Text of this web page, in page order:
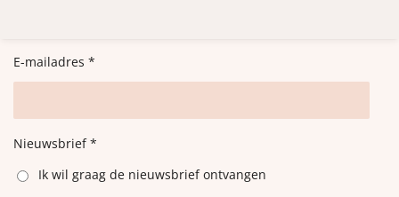
E-mailadres *
Nieuwsbrief *
Ik wil graag de nieuwsbrief ontvangen